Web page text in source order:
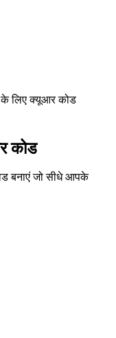
के लिए क्यूआर कोड
कोड
बनाएं जो सीधे आपके